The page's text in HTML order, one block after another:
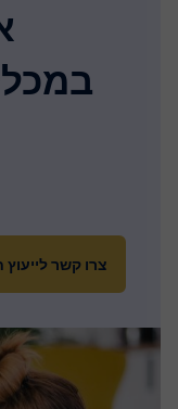
צרו קשר לייעוץ